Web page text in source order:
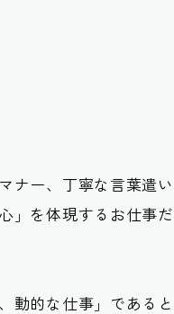
ナー、丁寧な言葉遣い
」を体現するお仕事だ
動的な仕事」であると